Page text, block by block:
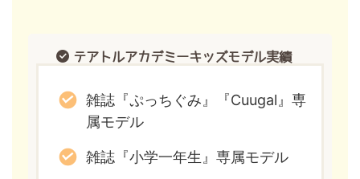
テアトルアカデミーキッズモデル実績
雑誌『ぷっちぐみ』『Cuugal』専
属モデル
雑誌『小学一年生』専属モデル